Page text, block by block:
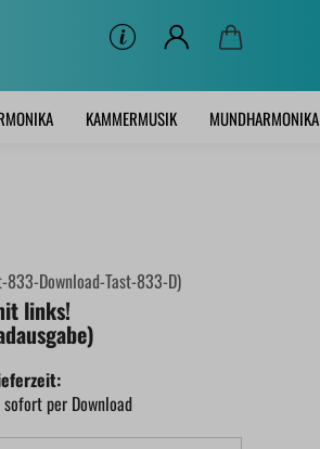
KAMMERMUSIK MUNDHARMONIKA
833-Download-Tast-833-D)
links!
sofort per Download